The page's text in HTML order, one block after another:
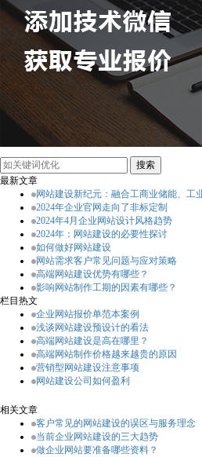
最新文章
网站建设新纪元：融合工商业储能、工
2024年企业官网走向了非标定制
2024年4月企业网站设计风格趋势
2024年：网站建设的必要性探讨
如何做好网站建设
网站需求客户常见问题与应对策略
高端网站建设优势有哪些？
影响网站制作工期的因素有哪些？
栏目热文
企业网站报价单范本案例
浅谈网站建设预设计的看法
高端网站建设是高在哪里？
高端网站制作价格越来越贵的原因
营销型网站建设注意事项
网站建设公司如何盈利
相关文章
客户常见的网站建设的误区与服务理念
当前企业网站建设的三大趋势
做企业网站要准备哪些资料？